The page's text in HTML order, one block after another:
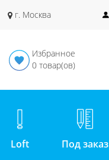
г. Москва
Избранное
0 товар(ов)
Loft Под заказ